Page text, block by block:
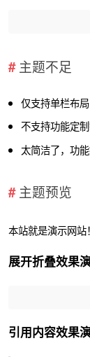
主题不足
仅支持单栏布
不支持功能定
太简洁了，功
主题预览
本站就是演示网站！
展开折叠效果
引用内容效果